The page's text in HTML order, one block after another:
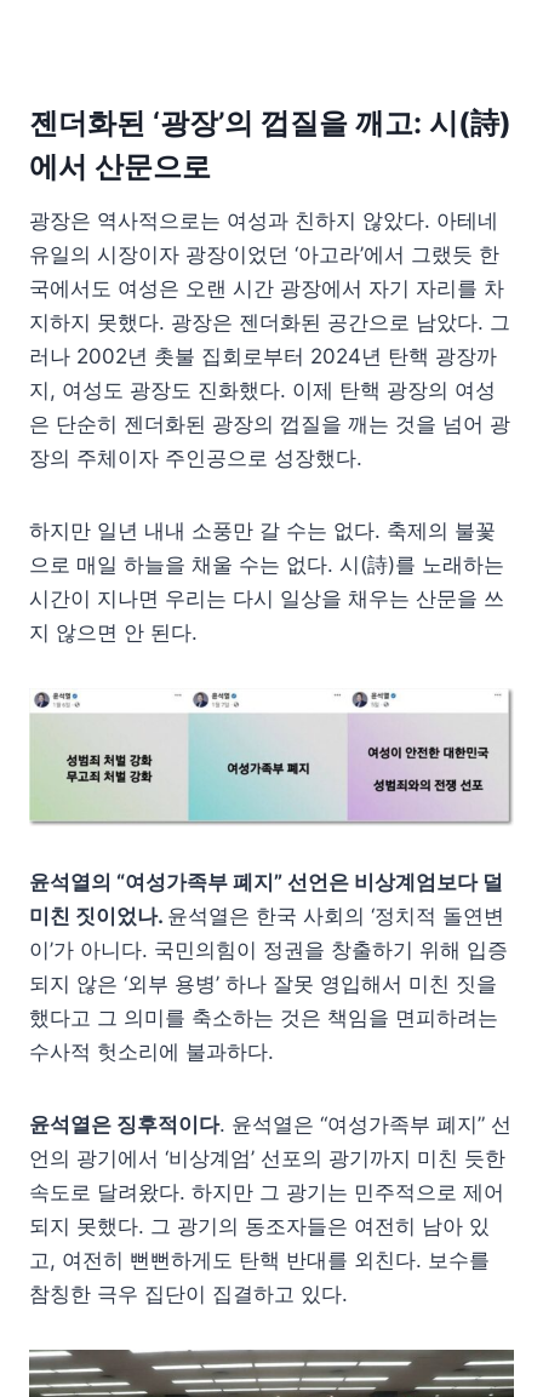
젠더화된 ‘광장’의 껍질을 깨고: 시(詩)
에서 산문으로
광장은 역사적으로는 여성과 친하지 않았다. 아테네
유일의 시장이자 광장이었던 ‘아고라’에서 그랬듯 한
국에서도 여성은 오랜 시간 광장에서 자기 자리를 차
지하지 못했다. 광장은 젠더화된 공간으로 남았다. 그
러나 2002년 촛불 집회로부터 2024년 탄핵 광장까
지, 여성도 광장도 진화했다. 이제 탄핵 광장의 여성
은 단순히 젠더화된 광장의 껍질을 깨는 것을 넘어 광
장의 주체이자 주인공으로 성장했다.
하지만 일년 내내 소풍만 갈 수는 없다. 축제의 불꽃
으로 매일 하늘을 채울 수는 없다. 시(詩)를 노래하는
시간이 지나면 우리는 다시 일상을 채우는 산문을 쓰
지 않으면 안 된다.
윤석열의 “여성가족부 폐지” 선언은 비상계엄보다 덜
미친 짓이었나. 윤석열은 한국 사회의 ‘정치적 돌연변
이’가 아니다. 국민의힘이 정권을 창출하기 위해 입증
되지 않은 ‘외부 용병’ 하나 잘못 영입해서 미친 짓을
했다고 그 의미를 축소하는 것은 책임을 면피하려는
수사적 헛소리에 불과하다.
윤석열은 징후적이다. 윤석열은 “여성가족부 폐지” 선
언의 광기에서 ‘비상계엄’ 선포의 광기까지 미친 듯한
속도로 달려왔다. 하지만 그 광기는 민주적으로 제어
되지 못했다. 그 광기의 동조자들은 여전히 남아 있
고, 여전히 뻔뻔하게도 탄핵 반대를 외친다. 보수를
참칭한 극우 집단이 집결하고 있다.